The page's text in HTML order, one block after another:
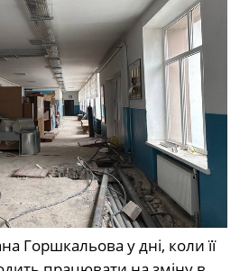
Горшкальова у дні, коли її